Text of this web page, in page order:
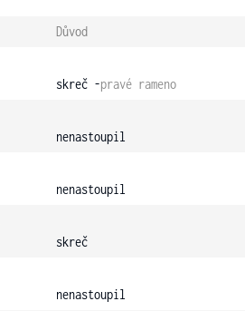
Důvod
skreč -pravé rameno
nenastoupil
nenastoupil
skreč
nenastoupil